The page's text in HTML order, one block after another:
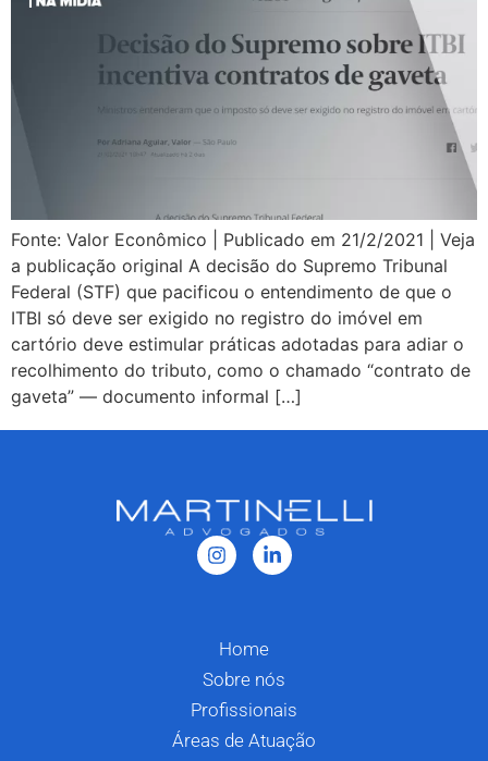
Fonte: Valor Econômico | Publicado em 21/2/2021 | Veja
a publicação original A decisão do Supremo Tribunal
Federal (STF) que pacificou o entendimento de que o
ITBI só deve ser exigido no registro do imóvel em
cartório deve estimular práticas adotadas para adiar o
recolhimento do tributo, como o chamado “contrato de
gaveta” — documento informal […]
Home
Sobre nós
Profissionais
Áreas de Atuação